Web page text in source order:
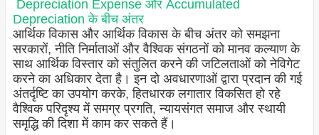
Depreciation Expense और Accumulated
Depreciation के बीच अंतर
आर्थिक विकास और आर्थिक विकास के बीच अंतर को समझना
सरकारों, नीति निर्माताओं और वैश्विक संगठनों को मानव कल्याण के
साथ आर्थिक विस्तार को संतुलित करने की जटिलताओं को नेविगेट
करने का अधिकार देता है। इन दो अवधारणाओं द्वारा प्रदान की गई
अंतर्दृष्टि का उपयोग करके, हितधारक लगातार विकसित हो रहे
वैश्विक परिदृश्य में समग्र प्रगति, न्यायसंगत समाज और स्थायी
समृद्धि की दिशा में काम कर सकते हैं।